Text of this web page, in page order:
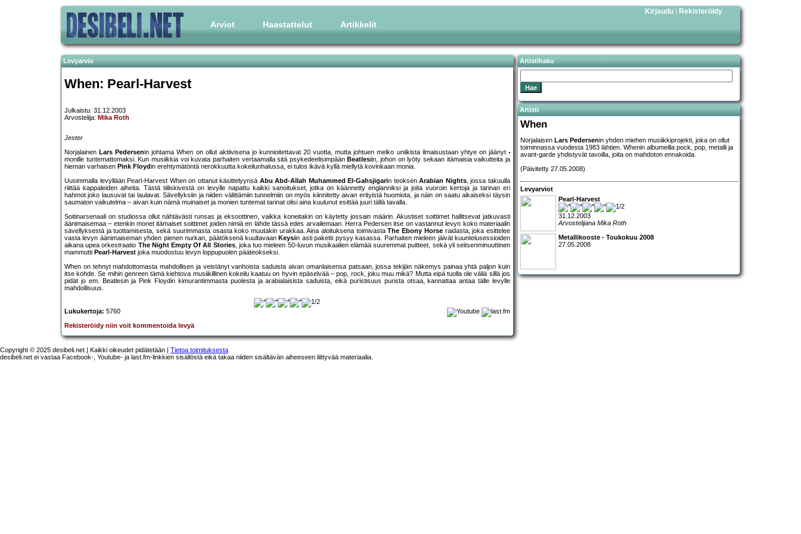
Arviot Haastattelut Artikkelit
Kirjaudu | Rekisteröidy
Levyarvio
When: Pearl-Harvest
Julkaistu: 31.12.2003
Arvostelija: Mika Roth
Jester
Norjalainen Lars Pedersenin johtama When on ollut aktiivisena jo kunnioitettavat 20 vuotta, mutta johtuen melko uniikista ilmaisustaan yhtye on jäänyt
monille tuntemattomaksi. Kun musiikkia voi kuvata parhaiten vertaamalla sitä psykedeelisimpään Beatlesiin, johon on lyöty sekaan itämaisia vaikutteita ja
hieman varhaisen Pink Floydin erehtymätöntä nerokkuutta kokeilunhalussa, ei tulos ikävä kyllä miellytä kovinkaan monia.
Uusimmalla levyllään Pearl-Harvest When on ottanut käsittelyynsä Abu Abd-Allah Muhammed El-Gahsjigarin teoksenArabian Nights, jossa takuulla
riittää kappaleiden aiheita. Tästä tiiliskivestä on levylle napattu kaikki sanoitukset, jotka on käännetty englanniksi ja joita vuoroin kertoja ja tarinan eri
hahmot joko lausuvat tai laulavat. Sävellyksiin ja niiden välittämiin tunnelmiin on myös kiinnitetty aivan erityistä huomiota, ja näin on saatu aikaiseksi täysin
saumaton vaikutelma – aivan kuin nämä muinaiset ja monien tuntemat tarinat olisi aina kuulunut esittää juuri tällä tavalla.
Soitinarsenaali on studiossa ollut nähtävästi runsas ja eksoottinen, vaikka koneitakin on käytetty jossain määrin. Akustiset soittimet hallitsevat jatkuvasti
äänimaisemaa – etenkin monet itämaiset soittimet joiden nimiä en lähde tässä edes arvailemaan. Herra Pedersen itse on vastannut levyn koko materiaalin
sävellyksestä ja tuottamisesta, sekä suurimmasta osasta koko muutakin urakkaa. Aina aloituksena toimivastaThe Ebony Horseraidasta, joka esittelee
vasta levyn äänimaiseman yhden pienen nurkan, päätöksenä kuultavaan Keysiin asti paketti pysyy kasassa. Parhaiten mieleen jäivät kuuntelusessioiden
aikana upea orkestraatio The Night Empty Of All Stories, joka tuo mieleen 50-luvun musikaalien elämää suuremmat puitteet, sekä yli seitsenminuuttinen
mammutti Pearl-Harvest joka muodostuu levyn loppupuolen pääteokseksi.
When on tehnyt mahdottomasta mahdollisen ja veistänyt vanhoista saduista aivan omanlaisensa patsaan, jossa tekijän näkemys painaa yhtä paljon kuin
itse kohde. Se mihin genreen tämä kiehtova musiikillinen kokeilu kaatuu on hyvin epäselvää – pop, rock, joku muu mikä? Mutta eipä tuolla ole väliä sillä jos
pidät jo em. Beatlesin ja Pink Floydin kimurantimmasta puolesta ja arabialaisista saduista, eikä puristisuus purista otsaa, kannattaa antaa tälle levylle
mahdollisuus.
Lukukertoja: 5760
Rekisteröidy niin voit kommentoida levyä
Artistihaku
Artisti
When
Norjalaisen Lars Pedersenin yhden miehen musiikkiprojekti, joka on ollut
toiminnassa vuodesta 1983 lähtien. Whenin albumeilla pock, pop, metalli ja
avant-garde yhdistyvät tavoilla, joita on mahdoton ennakoida.
(Päivitetty 27.05.2008)
Levyarviot
Pearl-Harvest
31.12.2003
Arvostelijana Mika Roth
Metallikooste - Toukokuu 2008
27.05.2008
Copyright © 2025 desibeli.net | Kaikki oikeudet pidätetään | Tietoa toimituksesta
desibeli.net ei vastaa Facebook-, Youtube- ja last.fm-linkkien sisällöstä eikä takaa niiden sisältävän aiheeseen liittyvää materiaalia.